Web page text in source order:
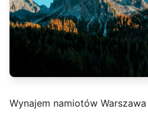
Wynajem namiotów Warszawa